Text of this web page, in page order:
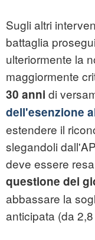
Sugli altri
battaglia
ulteriormente la
maggiormente
30 anni di
dell'esenzione
estendere il
slegandoli
deve essere
questione dei
abbassare la
anticipata (da